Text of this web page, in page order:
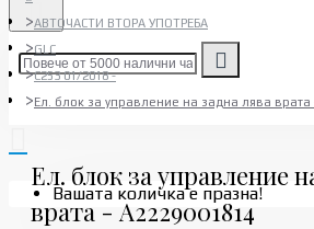
Вашата количка е празна!
АВТОЧАСТИ ВТОРА УПОТРЕБА
GLC
C253 01/2018 -
Ел. блок за управление на задна лява врата
Ел. блок за управление
врата - A2229001814